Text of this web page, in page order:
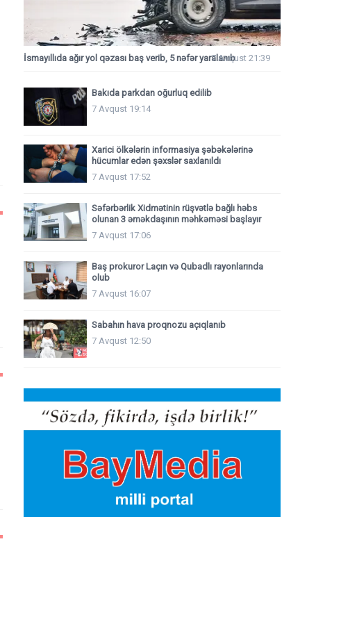
İsmayıllıda ağır yol qəzası baş verib, 5 nəfər yaralanıb7 Avqust 21:39
Bakıda parkdan oğurluq edilib
7 Avqust 19:14
Xarici ölkələrin informasiya şəbəkələrinə
hücumlar edən şəxslər saxlanıldı
7 Avqust 17:52
Səfərbərlik Xidmətinin rüşvətlə bağlı həbs
olunan 3 əməkdaşının məhkəməsi başlayır
7 Avqust 17:06
Baş prokuror Laçın və Qubadlı rayonlarında
olub
7 Avqust 16:07
Sabahın hava proqnozu açıqlanıb
7 Avqust 12:50